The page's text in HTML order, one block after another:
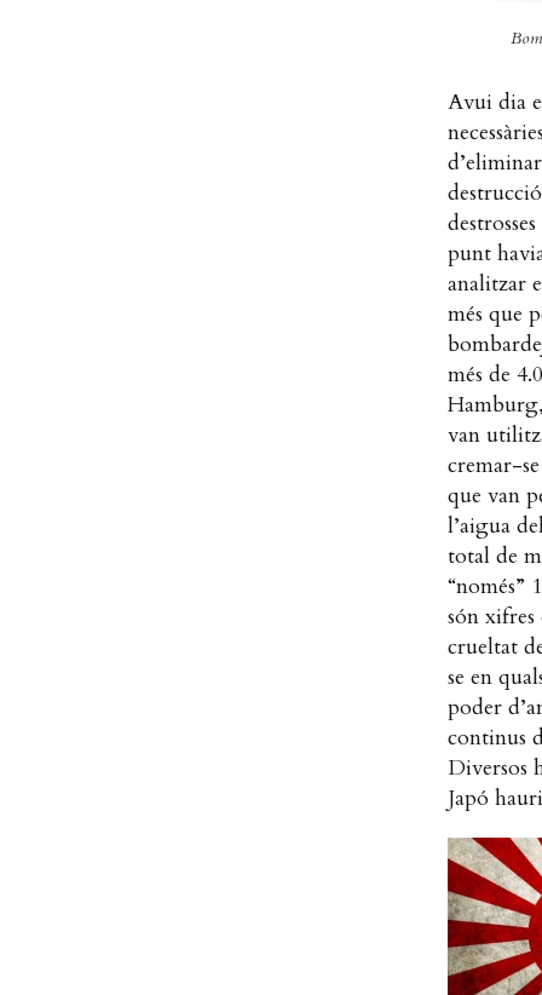
Avui dia
punt
analitzar
més que
més de
van
cremar-
que van
l’aigua
total de
“només”
són
crueltat
se en
poder
continus
Diversos
Japó